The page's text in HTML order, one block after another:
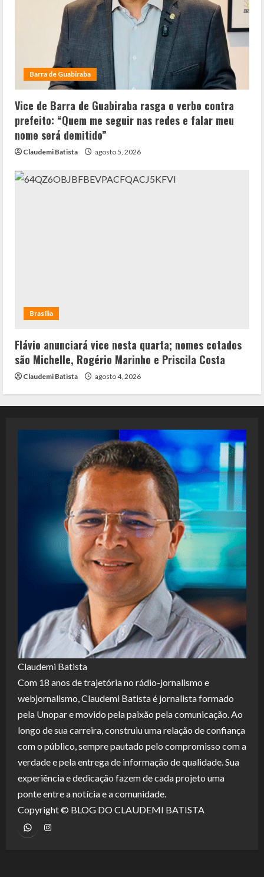
Barra de Guabiraba
Vice de Barra de Guabiraba rasga o verbo contra
prefeito: “Quem me seguir nas redes e falar meu
nome será demitido”
Claudemi Batista agosto 5, 2026
Brasília
Flávio anunciará vice nesta quarta; nomes cotados
são Michelle, Rogério Marinho e Priscila Costa
Claudemi Batista agosto 4, 2026
Claudemi Batista
Com 18 anos de trajetória no rádio-jornalismo e
webjornalismo, Claudemi Batista é jornalista formado
pela Unopar e movido pela paixão pela comunicação. Ao
longo de sua carreira, construiu uma relação de confiança
com o público, sempre pautado pelo compromisso com a
verdade e pela entrega de informação de qualidade. Sua
experiência e dedicação fazem de cada projeto uma
ponte entre a notícia e a comunidade.
Copyright © BLOG DO CLAUDEMI BATISTA
WhatsApp Instagram